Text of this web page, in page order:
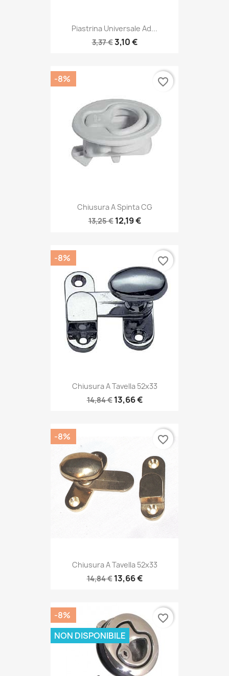
Piastrina Universale Ad...
3,37 €3,10 €
Chiusura A Spinta CG
13,25 € 12,19 €
-8% favorite_border
Chiusura A Tavella 52x33
14,84 € 13,66 €
-8% favorite_border
Chiusura A Tavella 52x33
14,84 € 13,66 €
-8% favorite_border
-8%
NON DISPONIBILE
favorite_border